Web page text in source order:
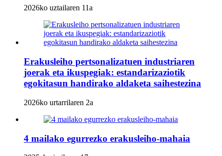
2026ko uztailaren 11a
Erakusleiho pertsonalizatuen industriaren
joerak eta ikuspegiak: estandarizaziotik
egokitasun handirako aldaketa saihestezina
2026ko urtarrilaren 2a
4 mailako egurrezko erakusleiho-mahaia